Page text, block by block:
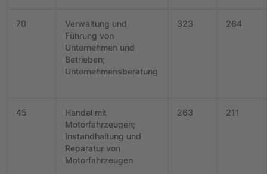
70
Verwaltung und
Führung von
Unternehmen und
Betrieben;
Unternehmensberatung
323 264
45
Handel mit
Motorfahrzeugen;
Instandhaltung und
Reparatur von
Motorfahrzeugen
263 211